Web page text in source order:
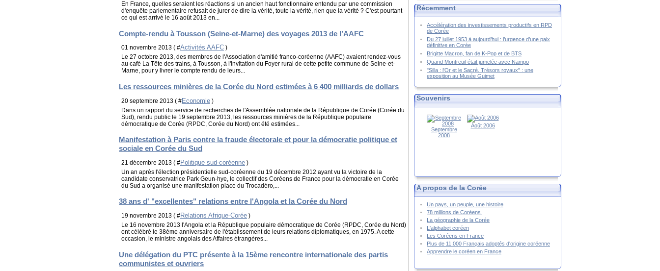
En France, quelles seraient les réactions si un ancien haut fonctionnaire entendu par une commission
d'enquête parlementaire refusait de jurer de dire la vérité, toute la vérité, rien que la vérité ? C'est pourtant
ce qui est arrivé le 16 août 2013 en...
Compte-rendu à Tousson (Seine-et-Marne) des voyages 2013 de l’AAFC
01 novembre 2013 ( #Activités AAFC )
Le 27 octobre 2013, des membres de l'Association d'amitié franco-coréenne (AAFC) avaient rendez-vous
au café La Tête des trains, à Tousson, à l'invitation du Foyer rural de cette petite commune de Seine-et-
Marne, pour y livrer le compte rendu de leurs...
Les ressources minières de la Corée du Nord estimées à 6 400 milliards de dollars
20 septembre 2013 ( #Economie )
Dans un rapport du service de recherches de l'Assemblée nationale de la République de Corée (Corée du
Sud), rendu public le 19 septembre 2013, les ressources minières de la République populaire
démocratique de Corée (RPDC, Corée du Nord) ont été estimées...
Manifestation à Paris contre la fraude électorale et pour la démocratie politique et
sociale en Corée du Sud
21 décembre 2013 ( #Politique sud-coréenne )
Un an après l'élection présidentielle sud-coréenne du 19 décembre 2012 ayant vu la victoire de la
candidate conservatrice Park Geun-hye, le collectif des Coréens de France pour la démocratie en Corée
du Sud a organisé une manifestation place du Trocadéro,...
38 ans d' "excellentes" relations entre l'Angola et la Corée du Nord
19 novembre 2013 ( #Relations Afrique-Corée )
Le 16 novembre 2013 l'Angola et la République populaire démocratique de Corée (RPDC, Corée du Nord)
ont célébré le 38ème anniversaire de l'établissement de leurs relations diplomatiques, en 1975. A cette
occasion, le ministre angolais des Affaires étrangères...
Une délégation du PTC présente à la 15ème rencontre internationale des partis
communistes et ouvriers
Récemment
Accélération des investissements productifs en RPD
de Corée
Du 27 juillet 1953 à aujourd’hui : l’urgence d’une paix
définitive en Corée
Brigitte Macron, fan de K-Pop et de BTS
Quand Montreuil était jumelée avec Nampo
"Silla : l'Or et le Sacré. Trésors royaux" : une
exposition au Musée Guimet
Souvenirs
Septembre
2008
Août 2006
A propos de la Corée
Un pays, un peuple, une histoire
78 millions de Coréens
La géographie de la Corée
L'alphabet coréen
Les Coréens en France
Plus de 11.000 Français adoptés d'origine coréenne
Apprendre le coréen en France